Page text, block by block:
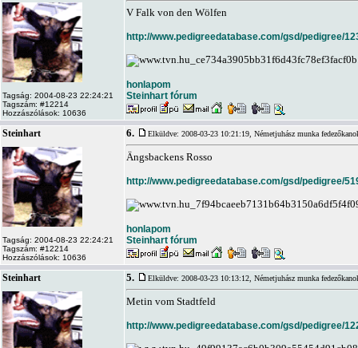
Tagság: 2004-08-23 22:24:21
Tagszám: #12214
Hozzászólások: 10636
V Falk von den Wölfen
http://www.pedigreedatabase.com/gsd/pedigree/
honlapom
Steinhart fórum
Steinhart
Tagság: 2004-08-23 22:24:21
Tagszám: #12214
Hozzászólások: 10636
6. Elküldve: 2008-03-23 10:21:19, Németjuhász munka
Ängsbackens Rosso
http://www.pedigreedatabase.com/gsd/pedigree/
honlapom
Steinhart fórum
Steinhart 5. Elküldve: 2008-03-23 10:13:12, Németjuhász munka
Metin vom Stadtfeld
http://www.pedigreedatabase.com/gsd/pedigree/